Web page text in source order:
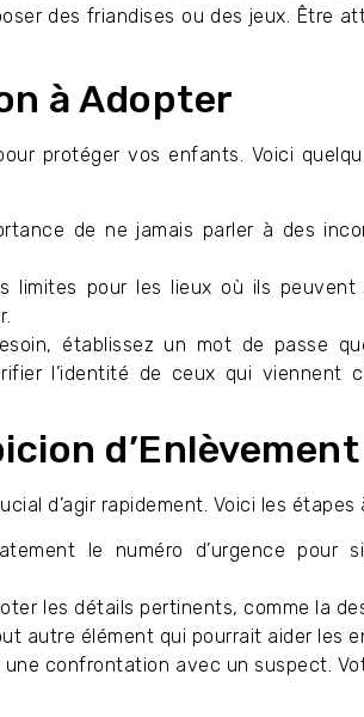
des friandises ou des jeux. Être
à Adopter
protéger vos enfants. Voici
de ne jamais parler à des
limites pour les lieux où ils
établissez un mot de passe
l’identité de ceux qui viennent
d’Enlèvement
d’agir rapidement. Voici les étapes
le numéro d’urgence pour
les détails pertinents, comme la
autre élément qui pourrait aider les
une confrontation avec un suspect.